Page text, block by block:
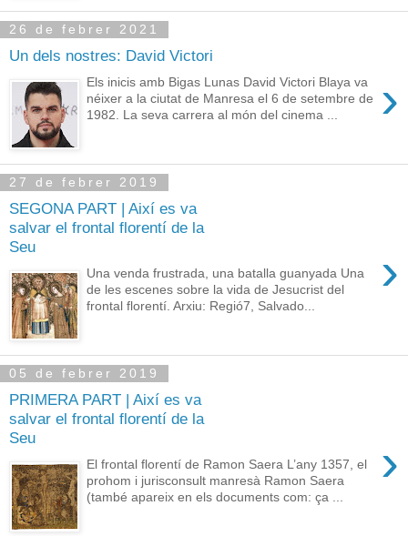
26 de febrer 2021
Un dels nostres: David Victori
›
Els inicis amb Bigas Lunas David Victori Blaya va
néixer a la ciutat de Manresa el 6 de setembre de
1982. La seva carrera al món del cinema ...
27 de febrer 2019
SEGONA PART | Així es va
salvar el frontal florentí de la
Seu
›
Una venda frustrada, una batalla guanyada Una
de les escenes sobre la vida de Jesucrist del
frontal florentí. Arxiu: Regió7, Salvado...
05 de febrer 2019
PRIMERA PART | Així es va
salvar el frontal florentí de la
Seu
›
El frontal florentí de Ramon Saera L’any 1357, el
prohom i jurisconsult manresà Ramon Saera
(també apareix en els documents com: ça ...